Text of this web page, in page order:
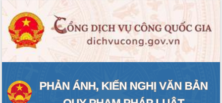
tầng kỹ thuật Cụm công nghiệp Tân
Tiến
Gặp mặt các cơ quan báo chí nhân Kỷ
niệm 101 năm Ngày Báo chí Cách
hiện Đề án 06 của Chính phủ
Họp báo thông tin về Hội nghị Công bố